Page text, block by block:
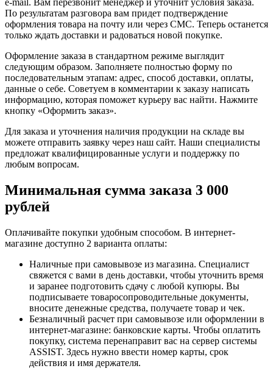
По результатам разговора вам придет подтверждение
оформления товара на почту или через СМС. Теперь останется
только ждать доставки и радоваться новой покупке.
Оформление заказа в стандартном режиме выглядит
следующим образом. Заполняете полностью форму по
последовательным этапам: адрес, способ доставки, оплаты,
данные о себе. Советуем в комментарии к заказу написать
информацию, которая поможет курьеру вас найти. Нажмите
кнопку «Оформить заказ».
Для заказа и уточнения наличия продукции на складе вы
можете отправить заявку через наш сайт. Наши специалисты
предложат квалифицированные услуги и поддержку по
любым вопросам.
Минимальная сумма заказа 3 000
рублей
Оплачивайте покупки удобным способом. В интернет-
магазине доступно 2 варианта оплаты:
Наличные при самовывозе из магазина. Специалист
свяжется с вами в день доставки, чтобы уточнить время
и заранее подготовить сдачу с любой купюры. Вы
подписываете товаросопроводительные документы,
вносите денежные средства, получаете товар и чек.
Безналичный расчет при самовывозе или оформлении в
интернет-магазине: банковские карты. Чтобы оплатить
покупку, система перенаправит вас на сервер системы
ASSIST. Здесь нужно ввести номер карты, срок
действия и имя держателя.